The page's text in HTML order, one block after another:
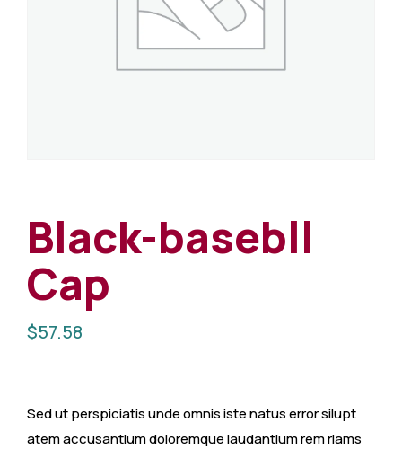
Black-basebll
Cap
$57.58
Sed ut perspiciatis unde omnis iste natus error silupt
atem accusantium doloremque laudantium rem riams